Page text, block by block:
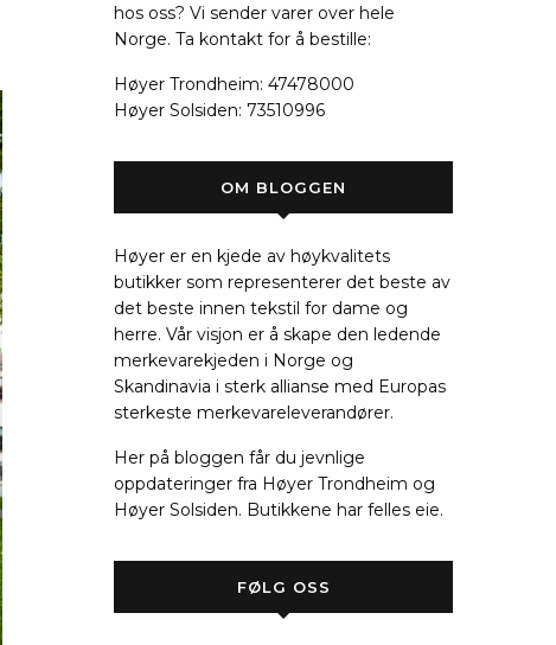
hos oss? Vi sender varer over hele
Norge. Ta kontakt for å bestille:
Høyer Trondheim: 47478000
Høyer Solsiden: 73510996
OM BLOGGEN
Høyer er en kjede av høykvalitets
butikker som representerer det beste av
det beste innen tekstil for dame og
herre. Vår visjon er å skape den ledende
merkevarekjeden i Norge og
Skandinavia i sterk allianse med Europas
sterkeste merkevareleverandører.
Her på bloggen får du jevnlige
oppdateringer fra Høyer Trondheim og
Høyer Solsiden. Butikkene har felles eie.
FØLG OSS